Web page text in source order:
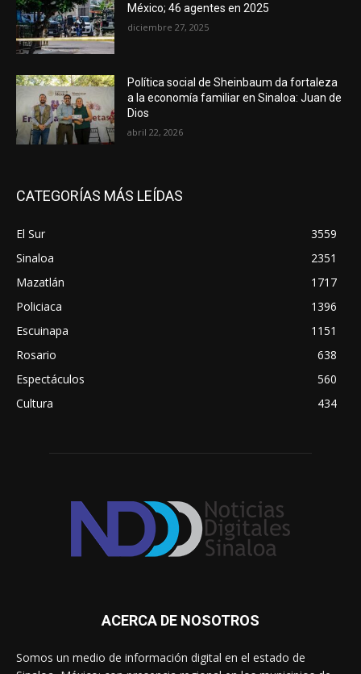
México; 46 agentes en 2025
diciembre 27, 2025
Política social de Sheinbaum da fortaleza
a la economía familiar en Sinaloa: Juan de
Dios
abril 22, 2026
CATEGORÍAS MÁS LEÍDAS
El Sur
3559
Sinaloa
2351
Mazatlán
1717
Policiaca
1396
Escuinapa
1151
Rosario
638
Espectáculos
560
Cultura
434
ACERCA DE NOSOTROS
Somos un medio de información digital en el estado de